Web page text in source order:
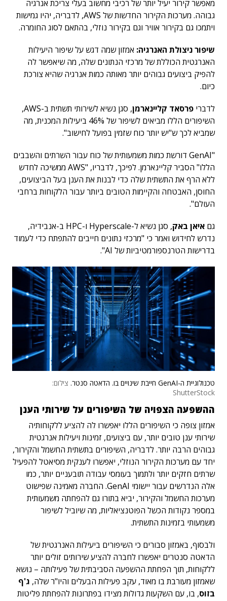
מאפשר קירור יעיל יותר של רכיבי מחשוב בעלי צריכת אנרגיה
גבוהה. מערכות הקירור החדשות של AWS, לדבריה, יהיו גמישות
ויתמכו גם בקירור אוויר וגם בקירור נוזלי, בהתאם לסוג החומרה.
שיפור ניצולת האנרגיה: אמזון שמה דגש על שיפור היעילות
האנרגטית הכוללת של מרכזי הנתונים שלה, מה שיאפשר לה
להפיק ביצועים גבוהים יותר מאותה כמות אנרגיה שהיא צורכת
כיום.
לדברי פרסאד קליינארמן
, סגן נשיא לשירותי תשתית ב-AWS,
השיפורים הללו מביאים לשיפור של 46% ביעילות המכנית, מה
שמביא לכך ש"יש יותר כוח שזמין בפועל לחישוב".
"GenAI דורשת כמות משמעותית של כוח עבור השרתים והשבבים
הללו" הסביר קליינארמן.
לפיכך, לדבריו, "AWS ממשיכה לחדש
ללא הרף את התשתית שלה כדי לבנות את הענן בעל הביצועים,
החוסן, האבטחה והקיימות הטובים ביותר עבור הלקוחות ברחבי
העולם".
גם איאן באק
, סגן נשיא ל-Hyperscale ו-HPC ב-אנבידיה,
נדרש לחידוש ואמר כי "מרכזי נתונים חייבים להתפתח כדי לעמוד
בדרישות הטרנספורמטיביות של AI".
טכנולוגיית ה-GenAI חייבת שינויים בו. הדאטה סנטר.
צילום:
ShutterStock
ההשפעה הצפויה של השיפורים על שירותי הענן
אמזון צופה כי השיפורים הללו יאפשרו לה להציע ללקוחותיה
שירותי ענן טובים יותר, עם ביצועים, זמינות ויעילות אנרגטית
גבוהים הרבה יותר.לדבריה, השיפורים בתשתית החשמל והקירור,
יחד עם מערכות הקירור הנוזלי, יאפשרו לענקית מסיאטל להפעיל
שרתים חזקים יותר ולתמוך בעומסי עבודה תובעניים יותר, כמו
אלה הנדרשים עבור יישומי GenAI.
החברה מאמינה שפישוט
מערכות החשמל והקירור, יביא בתורו גם להפחתה משמעותית
במספר נקודות הכשל הפוטנציאליות, מה שיוביל לשיפור
משמעותי בזמינות התשתית.
ולבסוף, באמזון סבורים כי השיפורים ביעילות האנרגטית של
הדאטה סנטרים יאפשרו לחברה להציע שירותים זולים יותר
ללקוחות, תוך הפחתת ההשפעה הסביבתית של פעילותה – נושא
שאמזון מעורבת בו מאוד, עקב פעילות הבעלים והיו"ר שלה, ג'ף
בזוס, בו, עם השקעות גדולות מצידו בפתרונות להפחתת פליטות